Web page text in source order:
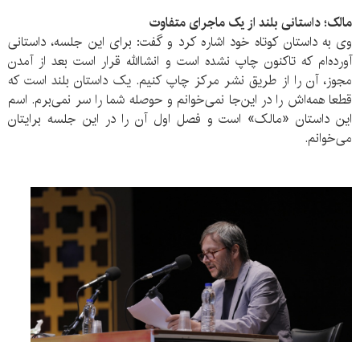
مالک؛ داستانی بلند از یک ماجرای متفاوت
وی به داستان کوتاه خود اشاره کرد و گفت: برای این جلسه، داستانی
آورده‌ام که تاکنون چاپ نشده است و انشاالله قرار است بعد از آمدن
مجوز، آن را از طریق نشر مرکز چاپ کنیم. یک داستان بلند است که
قطعا همه‌اش را در این‌جا نمی‌خوانم و حوصله شما را سر نمی‌برم. اسم
این داستان «مالک» است و فصل اول آن را در این جلسه برایتان
می‌خوانم.